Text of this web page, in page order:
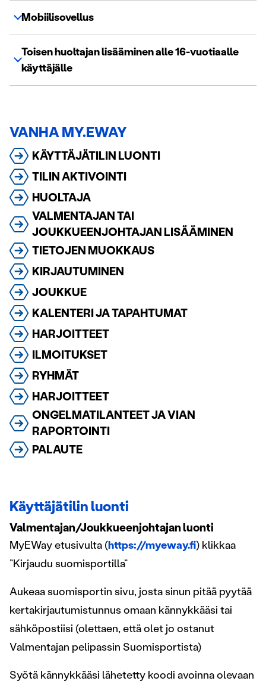
Mobiilisovellus
Toisen huoltajan lisääminen alle 16-vuotiaalle
käyttäjälle
VANHA MY.EWAY
KÄYTTÄJÄTILIN LUONTI
TILIN AKTIVOINTI
HUOLTAJA
VALMENTAJAN TAI
JOUKKUEENJOHTAJAN LISÄÄMINEN
TIETOJEN MUOKKAUS
KIRJAUTUMINEN
JOUKKUE
KALENTERI JA TAPAHTUMAT
HARJOITTEET
ILMOITUKSET
RYHMÄT
HARJOITTEET
ONGELMATILANTEET JA VIAN
RAPORTOINTI
PALAUTE
Käyttäjätilin luonti
Valmentajan/Joukkueenjohtajan luonti
MyEWay etusivulta (https://myeway.fi) klikkaa
”Kirjaudu suomisportilla”
Aukeaa suomisportin sivu, josta sinun pitää pyytää
kertakirjautumistunnus omaan kännykkääsi tai
sähköpostiisi (olettaen, että olet jo ostanut
Valmentajan pelipassin Suomisportista)
Syötä kännykkääsi lähetetty koodi avoinna olevaan